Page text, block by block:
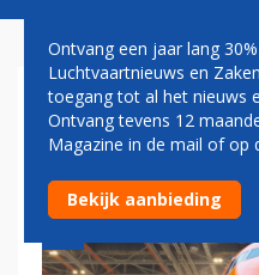
DIT LAS U
Ontvang een jaar lang
Luchtvaartnieuws en
toegang tot al het nieuws
Ontvang tevens 12
Magazine in de mail of op
Bekijk aanbieding